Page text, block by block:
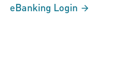
eBanking Login